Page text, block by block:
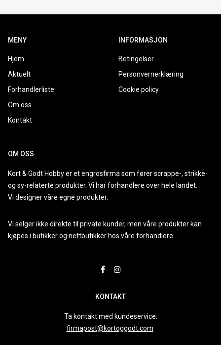
MENY
Hjem
Aktuelt
Forhandlerliste
Om oss
Kontakt
INFORMASJON
Betingelser
Personvernerklæring
Cookie policy
OM OSS
Kort & Godt Hobby er et engrosfirma som fører scrappe-, strikke-
og sy-relaterte produkter. Vi har forhandlere over hele landet.
Vi designer våre egne produkter.
Vi selger ikke direkte til private kunder, men våre produkter kan
kjøpes i butikker og nettbutikker hos våre forhandlere.
KONTAKT
Ta kontakt med kundeservice:
firmapost@kortoggodt.com